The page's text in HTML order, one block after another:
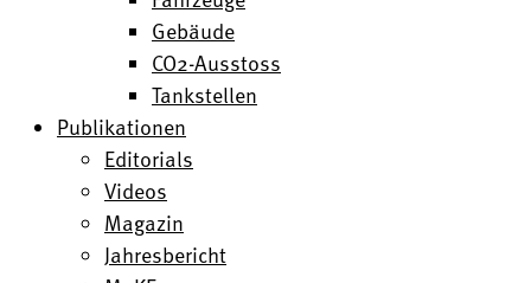
Gebäude
CO2-Ausstoss
Tankstellen
Publikationen
Editorials
Videos
Magazin
Jahresbericht